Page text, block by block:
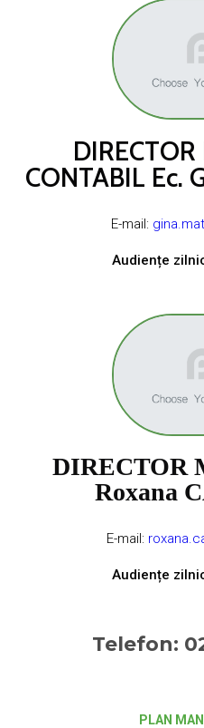
CONTABIL Ec.
E-mail:
Audiențe
DIRECTOR
Roxana
E-mail:
Audiențe
Telefon:
PLAN